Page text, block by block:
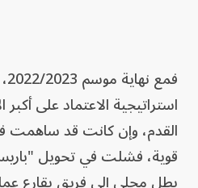
استراتيجية الاعتماد على
القدم، وإن كانت قد ساهمت
قوية، فشلت في تحويل